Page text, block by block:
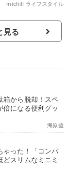
michill ライフスタイル
見る
箱から脱却！スペ
倍になる便利グッ
海原藍
ゃった！「コンパ
スリムなミニミ